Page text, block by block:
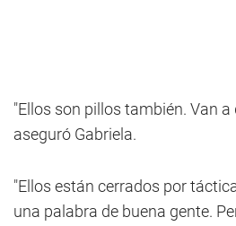
"Ellos son pillos también. Van
aseguró Gabriela.
"Ellos están cerrados por
una palabra de buena gente.